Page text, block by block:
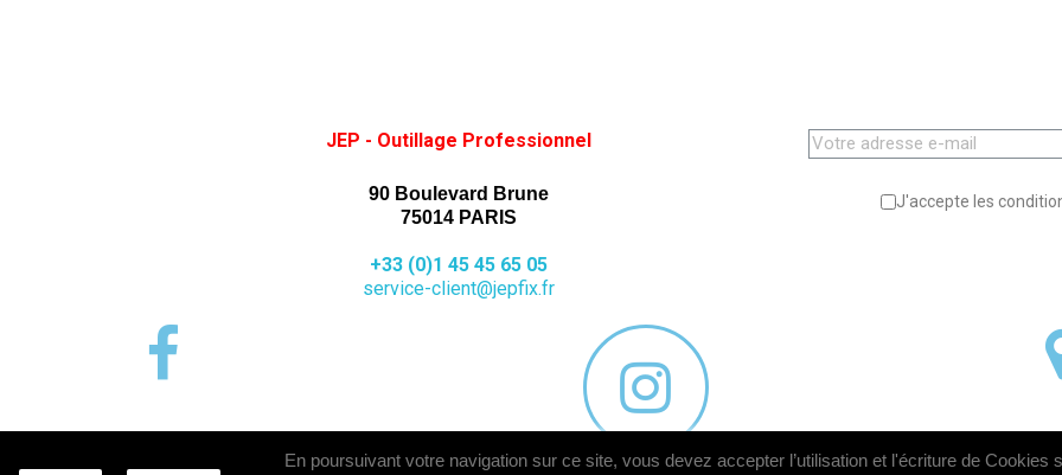
JEP - Outillage Professionnel
90 Boulevard Brune
75014 PARIS
+33 (0)1 45 45 65 05
service-client@jepfix.fr
J'accepte les
En poursuivant votre navigation sur ce site, vous devez accepter l’utilisation et l'écriture de